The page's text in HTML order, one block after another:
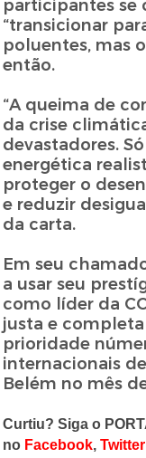
participantes se
“transicionar
poluentes, mas
então.
“A queima de
da crise
devastadores.
energética
proteger o
e reduzir
da carta.
Em seu
a usar seu
como líder da
justa e
prioridade
internacionais
Belém no mês
Curtiu? Siga o
no Facebook,Twitter